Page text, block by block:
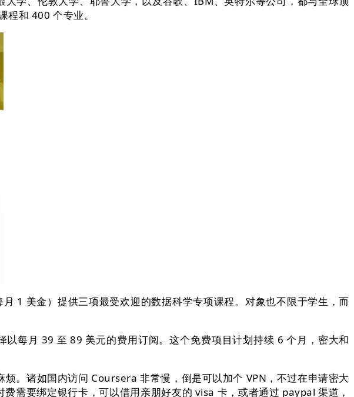
和 400 个专业。
美金）提供三项最受欢迎的数据科学专项课程。对象也不限于学生，而
月 39 至 89 美元的费用订阅。这个免费项目计划持续 6 个月，密大和
诸如国内访问 Coursera 非常慢，倒是可以加个 VPN，不过在申请密大
需要绑定银行卡，可以借用亲朋好友的 visa 卡，或者通过 paypal 渠道，